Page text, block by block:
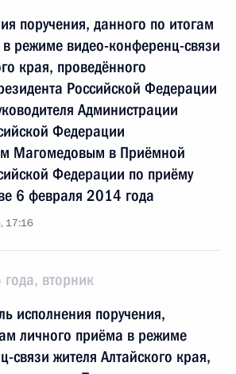
поручения, данного по итогам
режиме видео-конференц-связи
края, проведённого
Российской Федерации
Администрации
Федерации
Магомедовым в Приёмной
Федерации по приёму
6 февраля 2014 года
17:16
вторник
исполнения поручения,
личного приёма в режиме
связи жителя Алтайского края,